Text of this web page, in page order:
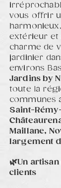
vous offrir
extérieur et
charme de
jardinier
environs
Jardins by
toute la
communes
Saint-
Maillane,
largement
🌿Un
clients